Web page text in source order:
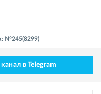
№245(8299)
в Telegram